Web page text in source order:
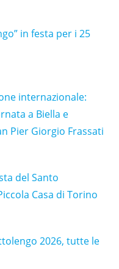
in festa per i 25
internazionale:
a Biella e
Pier Giorgio Frassati
del Santo
Casa di Torino
2026, tutte le